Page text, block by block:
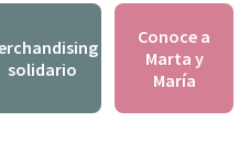
solidario
Conoce a
Marta y
María